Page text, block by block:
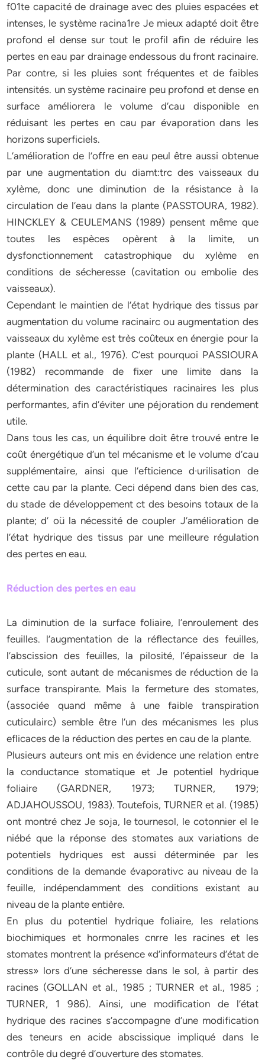
f01te capacité de drainage avec des pluies espacées et
intenses, le système racina1re Je mieux adapté doit être
profond el dense sur tout le profil afin de réduire les
pertes en eau par drainage endessous du front racinaire.
Par contre, si les pluies sont fréquentes et de faibles
intensités. un système racinaire peu profond et dense en
surface améliorera le volume d’cau disponible en
réduisant les pertes en cau par évaporation dans les
horizons superficiels.
L’amélioration de l’offre en eau peul être aussi obtenue
par une augmentation du diamt:trc des vaisseaux du
xylème, donc une diminution de la résistance à la
circulation de l’eau dans la plante (PASSTOURA, 1982).
HINCKLEY & CEULEMANS (1989) pensent même que
toutes les espèces opèrent à la limite, un
dysfonctionnement catastrophique du xylème en
conditions de sécheresse (cavitation ou embolie des
vaisseaux).
Cependant le maintien de l’état hydrique des tissus par
augmentation du volume racinairc ou augmentation des
vaisseaux du xylème est très coûteux en énergie pour la
plante (HALL et al., 1976). C’est pourquoi PASSIOURA
(1982) recommande de fixer une limite dans la
détermination des caractéristiques racinaires les plus
performantes, afin d’éviter une péjoration du rendement
utile.
Dans tous les cas, un équilibre doit être trouvé entre le
coût énergétique d’un tel mécanisme et le volume d’cau
supplémentaire, ainsi que l’efticience d·urilisation de
cette cau par la plante. Ceci dépend dans bien des cas,
du stade de développement ct des besoins totaux de la
plante; d’ oü la nécessité de coupler J’amélioration de
l’état hydrique des tissus par une meilleure régulation
des pertes en eau.
Réduction des pertes en eau
La diminution de la surface foliaire, l’enroulement des
feuilles. l’augmentation de la réflectance des feuilles,
l’abscission des feuilles, la pilosité, l’épaisseur de la
cuticule, sont autant de mécanismes de réduction de la
surface transpirante. Mais la fermeture des stomates,
(associée quand même à une faible transpiration
cuticulairc) semble être l’un des mécanismes les plus
eflicaces de la réduction des pertes en cau de la plante.
Plusieurs auteurs ont mis en évidence une relation entre
la conductance stomatique et Je potentiel hydrique
foliaire (GARDNER, 1973; TURNER, 1979;
ADJAHOUSSOU, 1983). Toutefois, TURNER et al. (1985)
ont montré chez Je soja, le tournesol, le cotonnier el le
niébé que la réponse des stomates aux variations de
potentiels hydriques est aussi déterminée par les
conditions de la demande évaporativc au niveau de la
feuille, indépendamment des conditions existant au
niveau de la plante entière.
En plus du potentiel hydrique foliaire, les relations
biochimiques et hormonales cnrre les racines et les
stomates montrent la présence «d’informateurs d’état de
stress» lors d’une sécheresse dans le sol, à partir des
racines (GOLLAN et al., 1985 ; TURNER et al., 1985 ;
TURNER, 1 986). Ainsi, une modification de l’état
hydrique des racines s’accompagne d’une modification
des teneurs en acide abscissique impliqué dans le
contrôle du degré d’ouverture des stomates.